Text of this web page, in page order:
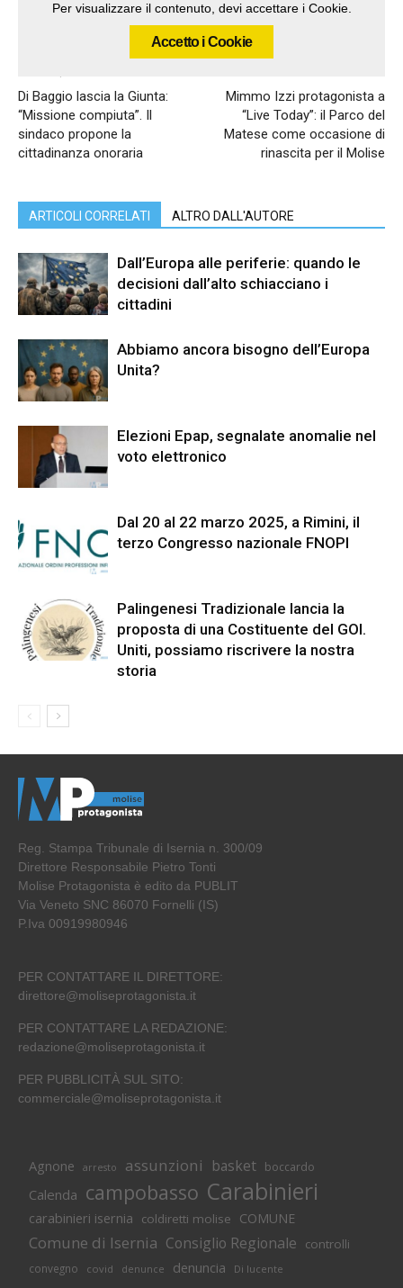
Per visualizzare il contenuto, devi accettare i Cookie.
Accetto i Cookie
Di Baggio lascia la Giunta:
“Missione compiuta”. Il
sindaco propone la
cittadinanza onoraria
Mimmo Izzi protagonista a
“Live Today”: il Parco del
Matese come occasione di
rinascita per il Molise
ARTICOLI CORRELATI ALTRO DALL'AUTORE
Dall’Europa alle periferie: quando le
decisioni dall’alto schiacciano i
cittadini
Abbiamo ancora bisogno dell’Europa
Unita?
Elezioni Epap, segnalate anomalie nel
voto elettronico
Dal 20 al 22 marzo 2025, a Rimini, il
terzo Congresso nazionale FNOPI
Palingenesi Tradizionale lancia la
proposta di una Costituente del GOI.
Uniti, possiamo riscrivere la nostra
storia
Reg. Stampa Tribunale di Isernia n. 300/09
Direttore Responsabile Pietro Tonti
Molise Protagonista è edito da PUBLIT
Via Veneto SNC 86070 Fornelli (IS)
P.Iva 00919980946
PER CONTATTARE IL DIRETTORE:
direttore@moliseprotagonista.it
PER CONTATTARE LA REDAZIONE:
redazione@moliseprotagonista.it
PER PUBBLICITÀ SUL SITO:
commerciale@moliseprotagonista.it
Agnone arresto assunzioni basket boccardo
Calenda campobasso Carabinieri
carabinieri isernia coldiretti molise COMUNE
Comune di Isernia Consiglio Regionale controlli
convegno covid denunce denuncia Di lucente